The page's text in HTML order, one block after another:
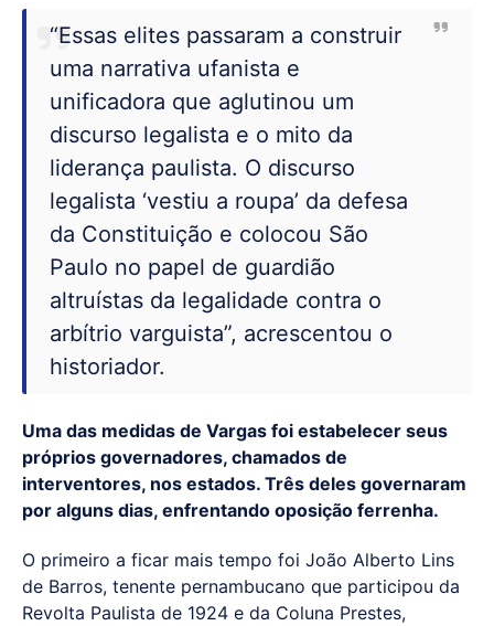
“Essas elites passaram a construir
uma narrativa ufanista e
unificadora que aglutinou um
discurso legalista e o mito da
liderança paulista. O discurso
legalista ‘vestiu a roupa’ da defesa
da Constituição e colocou São
Paulo no papel de guardião
altruístas da legalidade contra o
arbítrio varguista”, acrescentou o
historiador.
Uma das medidas de Vargas foi estabelecer seus
próprios governadores, chamados de
interventores, nos estados. Três deles governaram
por alguns dias, enfrentando oposição ferrenha.
O primeiro a ficar mais tempo foi João Alberto Lins
de Barros, tenente pernambucano que participou da
Revolta Paulista de 1924 e da Coluna Prestes,